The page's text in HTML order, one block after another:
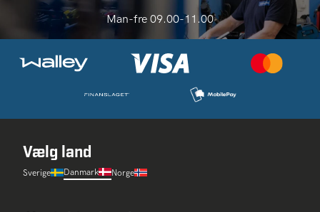
Man-fre 09.00-11.00
Vælg land
Sverige Danmark Norge